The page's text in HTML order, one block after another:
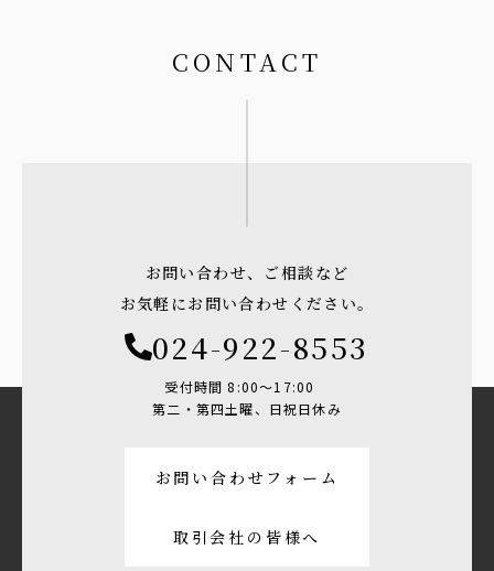
CONTACT
お問い合わせ、ご相談など
お気軽にお問い合わせください。
024-922-8553
受付時間 8:00〜17:00
第二・第四土曜、日祝日休み
お問い合わせフォーム
取引会社の皆様へ